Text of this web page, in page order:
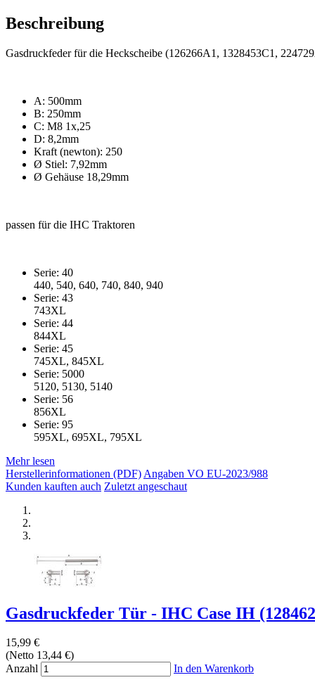
Beschreibung
Gasdruckfeder für die Heckscheibe (126266A1, 1328453C1,
A: 500mm
B: 250mm
C: M8 1x,25
D: 8,2mm
Kraft (newton): 250
Ø Stiel: 7,92mm
Ø Gehäuse 18,29mm
passen für die IHC Traktoren
Serie: 40
440, 540, 640, 740, 840, 940
Serie: 43
743XL
Serie: 44
844XL
Serie: 45
745XL, 845XL
Serie: 5000
5120, 5130, 5140
Serie: 56
856XL
Serie: 95
595XL, 695XL, 795XL
Mehr lesen
Herstellerinformationen (PDF) Angaben VO EU-2023/988
Kunden kauften auch Zuletzt angeschaut
Gasdruckfeder Tür - IHC Case IH
15,99 €
(Netto 13,44 €)
Anzahl
In den Warenkorb